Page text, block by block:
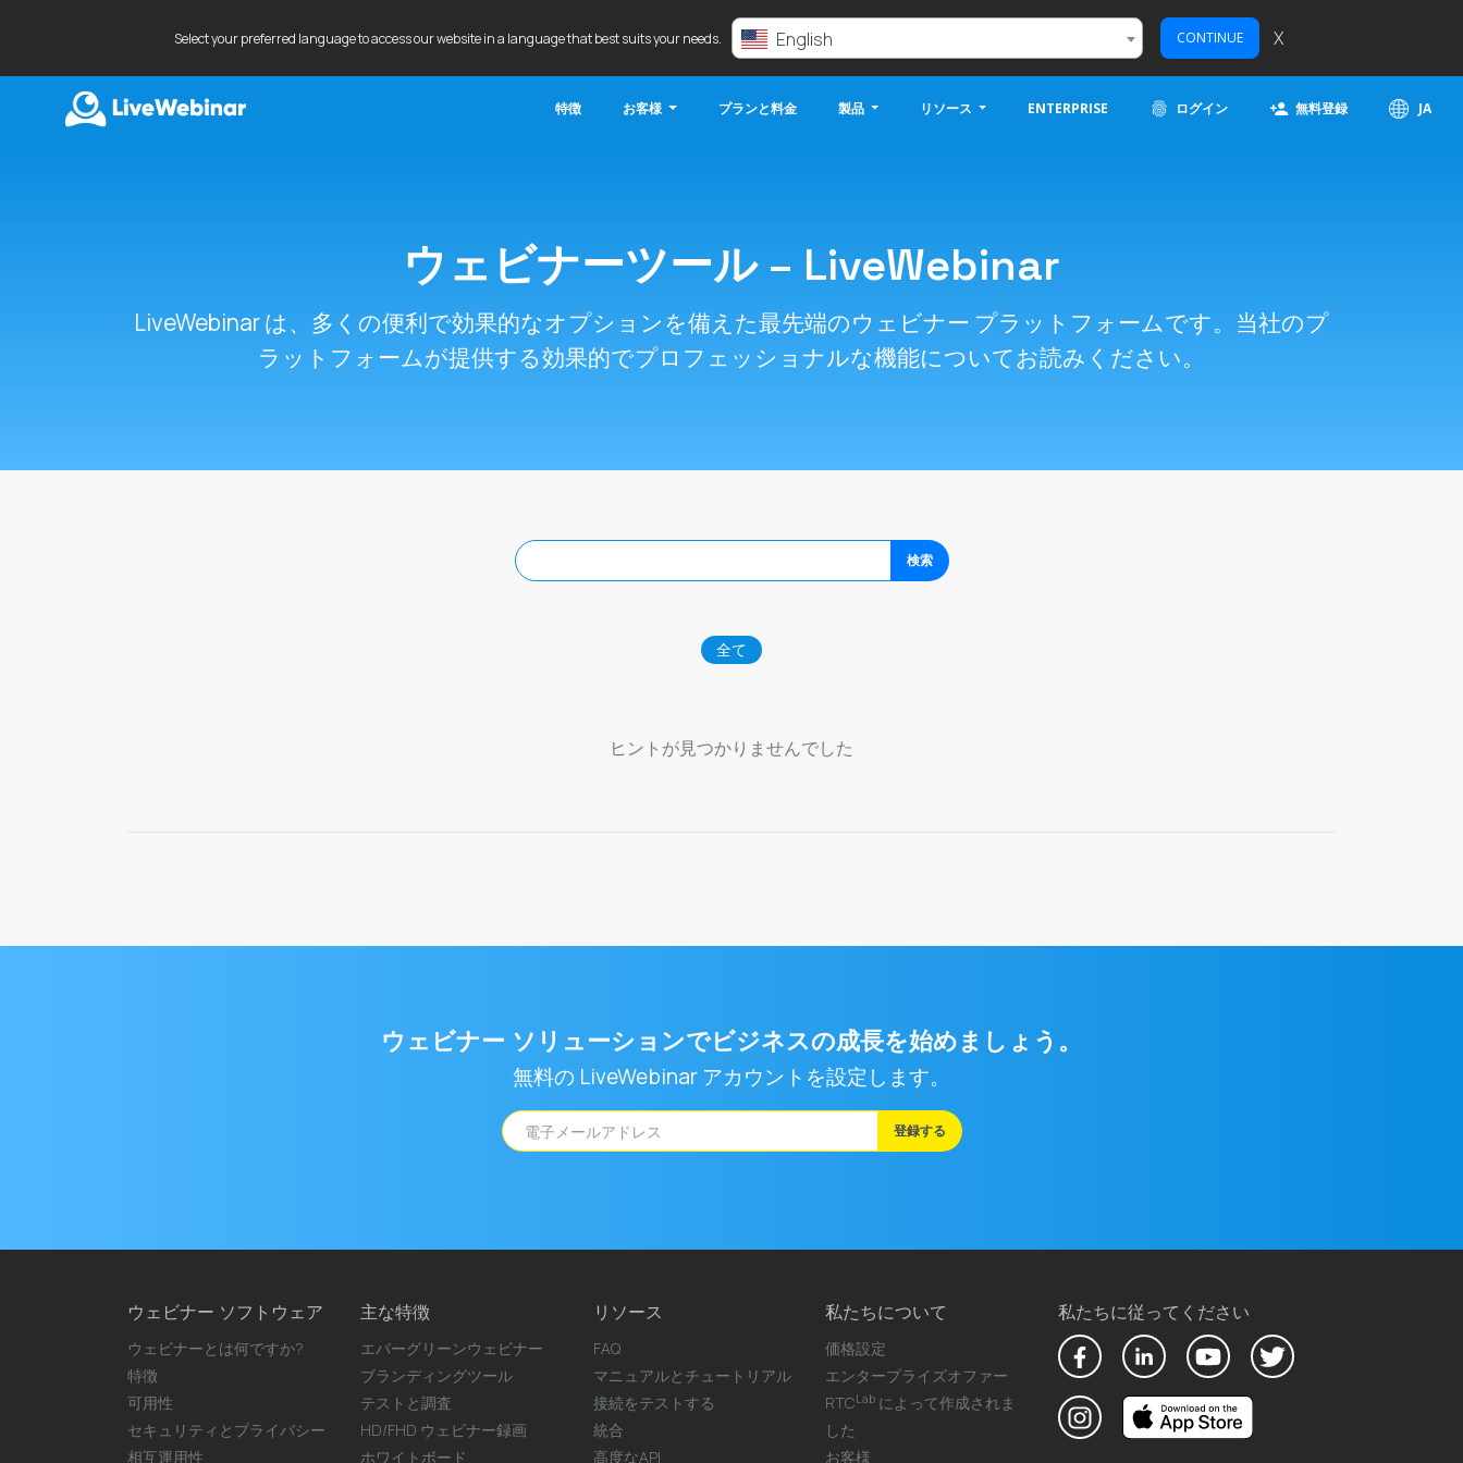
Select your preferred language to access our website in a language that best suits your needs. English CONTINUE X
特徴 お客様 プランと料金 製品 リソース ENTERPRISE ログイン 無料登録 JA
ウェビナーツール – LiveWebinar
LiveWebinar は、多くの便利で効果的なオプションを備えた最先端のウェビナー プラットフォームです。当社のプ
ラットフォームが提供する効果的でプロフェッショナルな機能についてお読みください。
検索
全て
ヒントが見つかりませんでした
ウェビナー ソリューションでビジネスの成長を始めましょう。
無料の LiveWebinar アカウントを設定します。
ル
登録する
ウェビナー ソフトウェア
ウェビナーとは何ですか?
特徴
可用性
セキュリティとプライバシー
相互運用性
主な特徴
エバーグリーンウェビナー
ブランディングツール
テストと調査
HD/FHD ウェビナー録画
ホワイトボード
リソース
FAQ
マニュアルとチュートリアル
接続をテストする
統合
高度なAPI
私たちについて
価格設定
エンタープライズオファー
RTCLab によって作成されま
した
お客様
私たちに従ってください